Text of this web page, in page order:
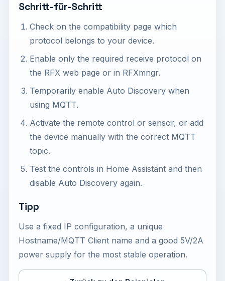
Schritt-für-Schritt
Check on the compatibility page which
protocol belongs to your device.
Enable only the required receive protocol on
the RFX web page or in RFXmngr.
Temporarily enable Auto Discovery when
using MQTT.
Activate the remote control or sensor, or add
the device manually with the correct MQTT
topic.
Test the controls in Home Assistant and then
disable Auto Discovery again.
Tipp
Use a fixed IP configuration, a unique
Hostname/MQTT Client name and a good 5V/2A
power supply for the most stable operation.